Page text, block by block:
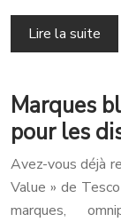
Lire la suite
Marques
pour les
Avez-vous déjà
Value » de
marques,